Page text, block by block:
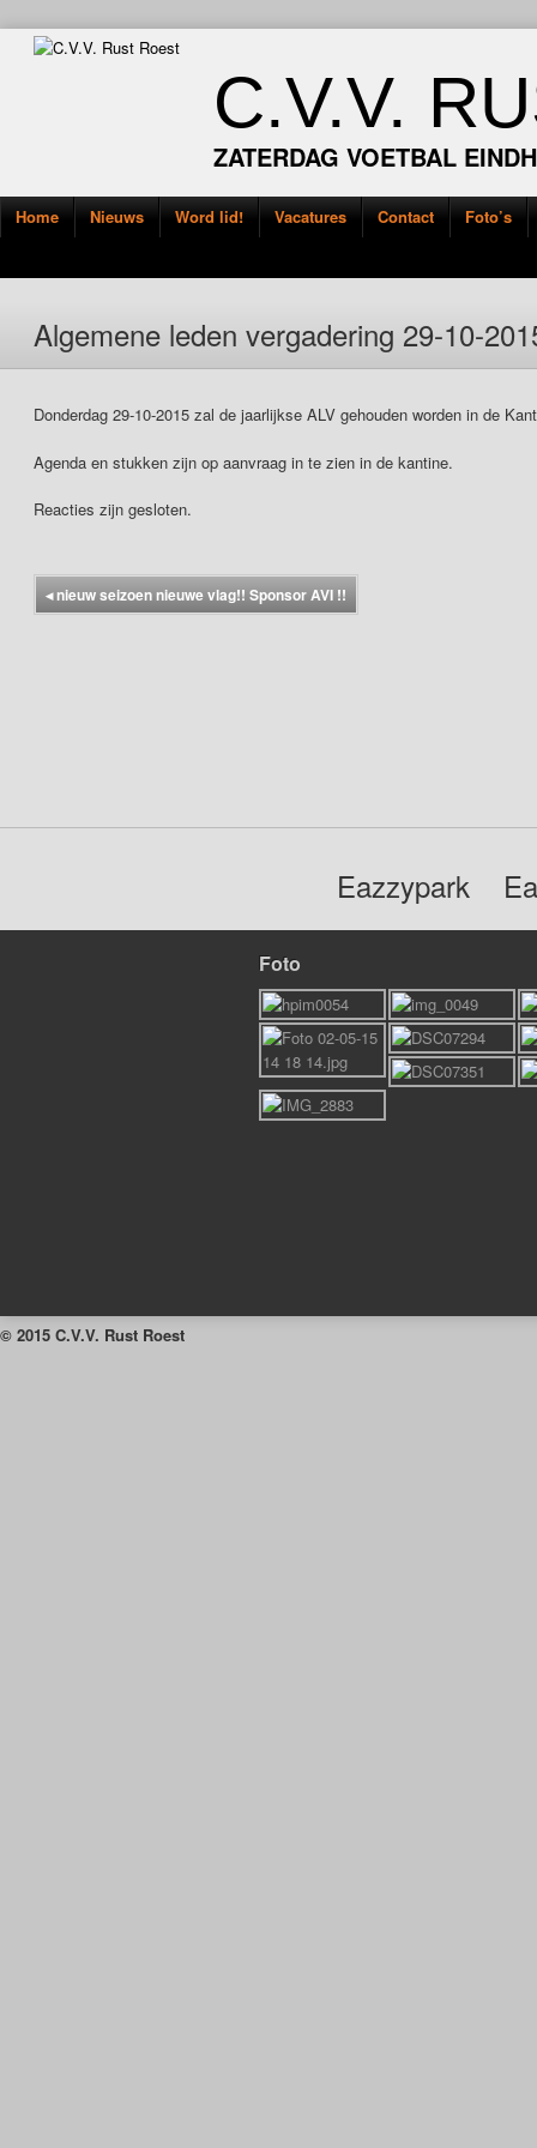
C.V.V.
ZATERDAG VOETBAL
Home Nieuws Word lid! Vacatures Contact Foto’s
Algemene leden vergadering 29-10-
Donderdag 29-10-2015 zal de jaarlijkse ALV gehouden worden in de
Agenda en stukken zijn op aanvraag in te zien in de kantine.
Reacties zijn gesloten.
◂nieuw seizoen nieuwe vlag!! Sponsor AVI !!
Eazzypark
Foto
© 2015 C.V.V. Rust Roest